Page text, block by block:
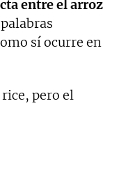
entre el arroz
sí ocurre en
pero el